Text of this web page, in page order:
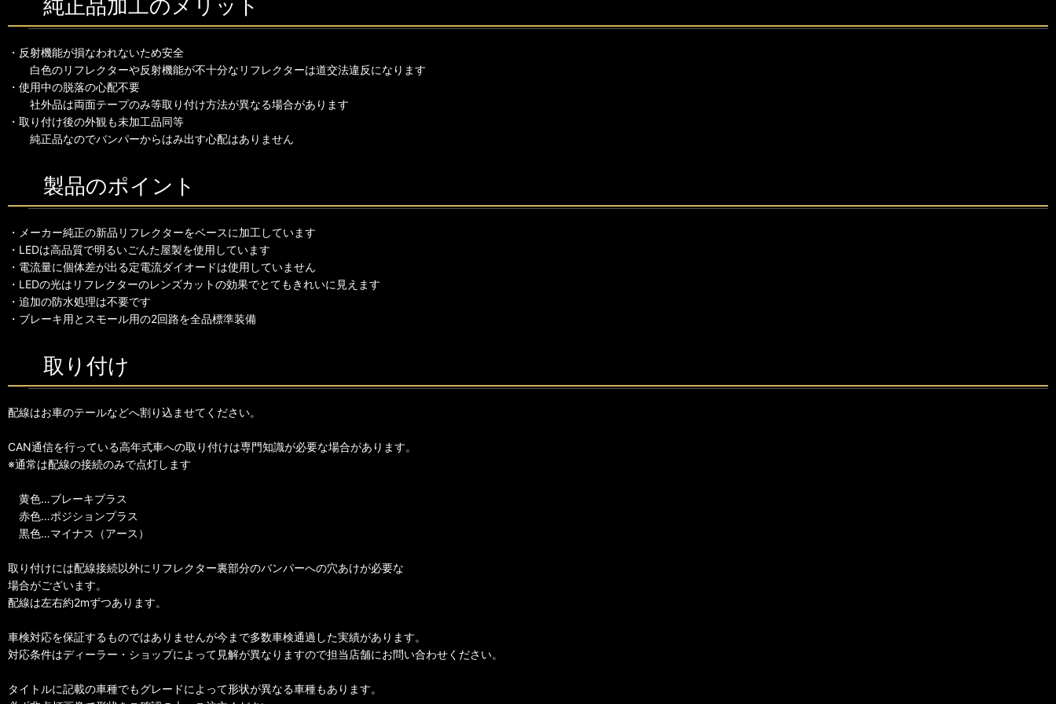
純正品加工のメリット
・反射機能が損なわれないため安全
白色のリフレクターや反射機能が不十分なリフレクターは道交法違反になります
・使用中の脱落の心配不要
社外品は両面テープのみ等取り付け方法が異なる場合があります
・取り付け後の外観も未加工品同等
純正品なのでバンパーからはみ出す心配はありません
製品のポイント
・メーカー純正の新品リフレクターをベースに加工しています
・LEDは高品質で明るいごんた屋製を使用しています
・電流量に個体差が出る定電流ダイオードは使用していません
・LEDの光はリフレクターのレンズカットの効果でとてもきれいに見えます
・追加の防水処理は不要です
・ブレーキ用とスモール用の2回路を全品標準装備
取り付け
配線はお車のテールなどへ割り込ませてください。
CAN通信を行っている高年式車への取り付けは専門知識が必要な場合があります。
※通常は配線の接続のみで点灯します
黄色…ブレーキプラス
赤色…ポジションプラス
黒色…マイナス（アース）
取り付けには配線接続以外にリフレクター裏部分のバンパーへの穴あけが必要な
場合がございます。
配線は左右約2mずつあります。
車検対応を保証するものではありませんが今まで多数車検通過した実績があります。
対応条件はディーラー・ショップによって見解が異なりますので担当店舗にお問い合わせください。
タイトルに記載の車種でもグレードによって形状が異なる車種もあります。